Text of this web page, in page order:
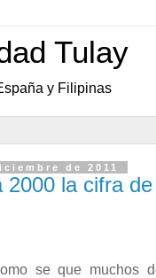
Tulay
y Filipinas
de 2011
2000 la cifra
se que muchos